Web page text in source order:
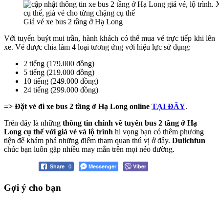
Giá vé xe bus 2 tầng ở Hạ Long
Với tuyến buýt mui trần, hành khách có thể mua vé trực tiếp khi lên
xe. Vé được chia làm 4 loại tương ứng với hiệu lực sử dụng:
2 tiếng (179.000 đồng)
5 tiếng (219.000 đồng)
10 tiếng (249.000 đồng)
24 tiếng (299.000 đồng)
=> Đặt vé đi xe bus 2 tầng ở Hạ Long online TẠI ĐÂY.
Trên đây là những thông tin chính về tuyến bus 2 tầng ở Hạ
Long cụ thể với giá vé và lộ trình hi vọng bạn có thêm phương
tiện để khám phá những điểm tham quan thú vị ở đây. Dulichfun
chúc bạn luôn gặp nhiều may mắn trên mọi nẻo đường.
Share 0 Messenger Viber
Gợi ý cho bạn